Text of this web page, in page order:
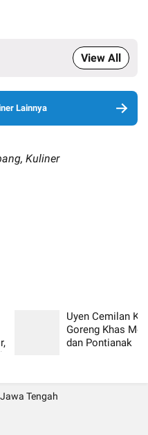
View All
Lainnya
Kuliner
Uyen Cemilan
Goreng Khas
dan Pontianak